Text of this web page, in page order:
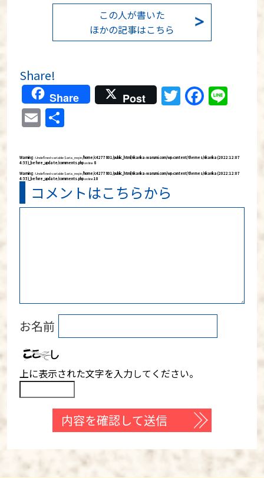
この人が書いた
ほかの記事はこちら
Share!
Share Post Twitter
Email
Warning: Undefined variable $aria_req in/home/c4277801/public_html/rikarika-warumi.com/wp-content/themes/rikarika (2022:12:07
4:55)_before_update/comments.phpon line 8
Warning: Undefined variable $aria_req in/home/c4277801/public_html/rikarika-warumi.com/wp-content/themes/rikarika (2022:12:07
4:55)_before_update/comments.phpon line10
コメントはこちらから
お名前
上に表示された文字を入力してください。